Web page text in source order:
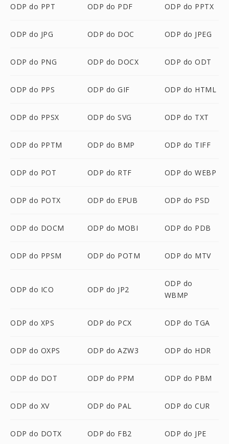
ODP do PPT ODP do PDF ODP do PPTX
ODP do JPG ODP do DOC ODP do JPEG
ODP do PNG ODP do DOCX ODP do ODT
ODP do PPS ODP do GIF ODP do HTML
ODP do PPSX ODP do SVG ODP do TXT
ODP do PPTM ODP do BMP ODP do TIFF
ODP do POT ODP do RTF ODP do WEBP
ODP do POTX ODP do EPUB ODP do PSD
ODP do DOCM ODP do MOBI ODP do PDB
ODP do PPSM ODP do POTM ODP do MTV
ODP do ICO ODP do JP2
ODP do
WBMP
ODP do XPS ODP do PCX ODP do TGA
ODP do OXPS ODP do AZW3 ODP do HDR
ODP do DOT ODP do PPM ODP do PBM
ODP do XV ODP do PAL ODP do CUR
ODP do DOTX ODP do FB2 ODP do JPE